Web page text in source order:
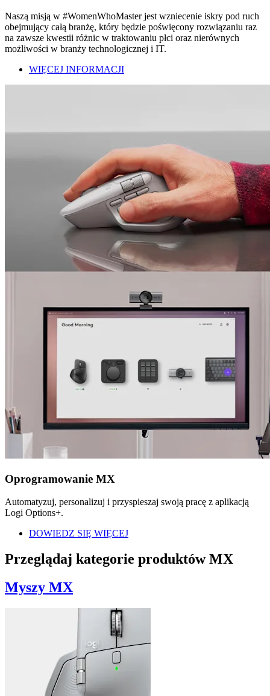
Naszą misją w #WomenWhoMaster jest wzniecenie iskry pod ruch
obejmujący całą branżę, który będzie poświęcony rozwiązaniu raz
na zawsze kwestii różnic w traktowaniu płci oraz nierównych
możliwości w branży technologicznej i IT.
WIĘCEJ INFORMACJI
Oprogramowanie MX
Automatyzuj, personalizuj i przyspieszaj swoją pracę z aplikacją
Logi Options+.
DOWIEDZ SIĘ WIĘCEJ
Przeglądaj kategorie produktów MX
Myszy MX